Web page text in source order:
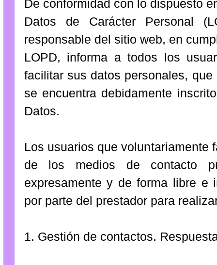
De conformidad con lo dispuesto
Datos de Carácter Personal
responsable del sitio web, en
LOPD, informa a todos los
facilitar sus datos personales,
se encuentra debidamente
Datos.
Los usuarios que voluntariamente
de los medios de contacto
expresamente y de forma libre e
por parte del prestador para
1. Gestión de contactos.